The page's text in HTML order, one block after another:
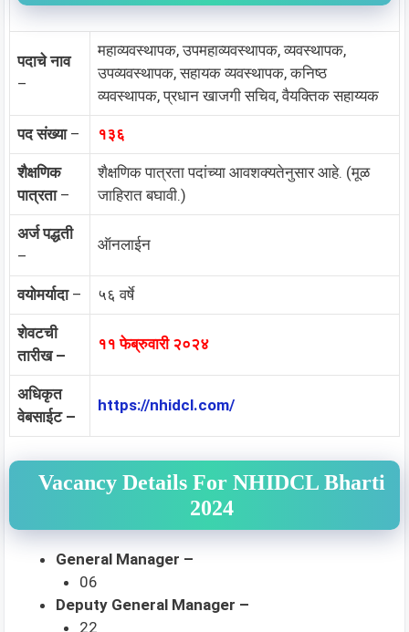
पदाचे नाव
–
महाव्यवस्थापक, उपमहाव्यवस्थापक, व्यवस्थापक,
उपव्यवस्थापक, सहायक व्यवस्थापक, कनिष्ठ
व्यवस्थापक, प्रधान खाजगी सचिव, वैयक्तिक सहाय्यक
पद संख्या– १३६
शैक्षणिक
पात्रता–
शैक्षणिक पात्रता पदांच्या आवशक्यतेनुसार आहे. (मूळ
जाहिरात बघावी.)
अर्ज पद्धती
–
ऑनलाईन
वयोमर्यादा– ५६ वर्षे
शेवटची
तारीख –
११ फेब्रुवारी २०२४
अधिकृत
वेबसाईट –
https://nhidcl.com/
Vacancy Details For NHIDCL Bharti
2024
General Manager –
06
Deputy General Manager –
22